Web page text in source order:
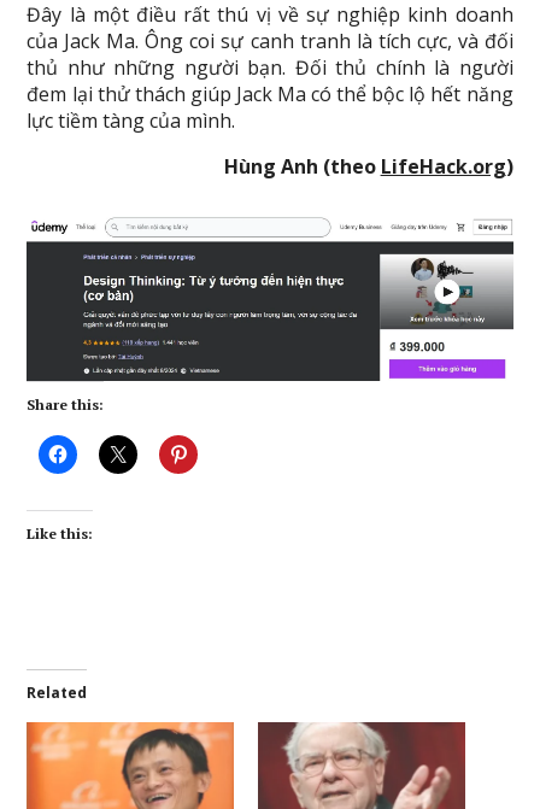
Đây là một điều rất thú vị về sự nghiệp kinh doanh
của Jack Ma. Ông coi sự canh tranh là tích cực, và đối
thủ như những người bạn. Đối thủ chính là người
đem lại thử thách giúp Jack Ma có thể bộc lộ hết năng
lực tiềm tàng của mình.
Hùng Anh (theo LifeHack.org)
Share this:
Like this:
Related